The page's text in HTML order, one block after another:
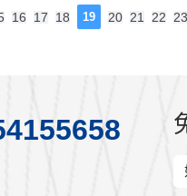
16 17 18 19 20 21 22 23